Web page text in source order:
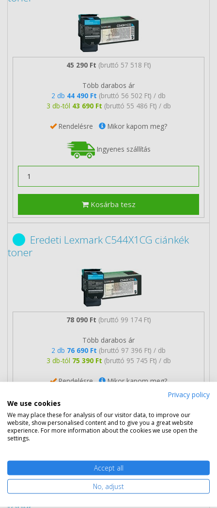
45 290 Ft (bruttó 57 518 Ft)
Több darabos ár
2 db 44 490 Ft (bruttó 56 502 Ft) / db
3 db-tól 43 690 Ft (bruttó 55 486 Ft) / db
Rendelésre Mikor kapom meg?
Ingyenes szállítás
Kosárba tesz
Eredeti Lexmark C544X1CG ciánkék
toner
78 090 Ft (bruttó 99 174 Ft)
Több darabos ár
2 db 76 690 Ft (bruttó 97 396 Ft) / db
3 db-tól 75 390 Ft (bruttó 95 745 Ft) / db
Rendelésre Mikor kapom meg?
Kosárba tesz
Eredeti Lexmark C540A1MG magenta
Privacy policy
We use cookies
We may place these for analysis of our visitor data, to improve our
website, show personalised content and to give you a great website
experience. For more information about the cookies we use open the
settings.
Accept all
No, adjust